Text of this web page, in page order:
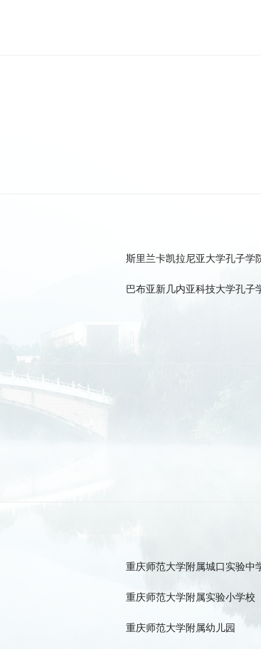
斯里兰卡凯拉尼亚大学孔子学
巴布亚新几内亚科技大学孔子
重庆师范大学附属城口实验中
重庆师范大学附属实验小学校
重庆师范大学附属幼儿园